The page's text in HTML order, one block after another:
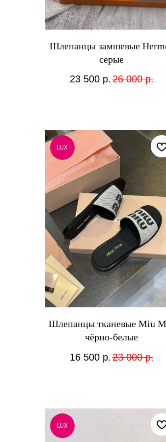
Шлепанцы замшевые
серые
23 500 р. 26 000 р.
LUX
Шлепанцы тканевые Miu
чёрно-белые
16 500 р. 23 000 р.
LUX